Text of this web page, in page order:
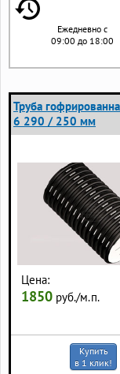
Ежедневно с
09:00 до 18:00
Труба
6 290 / 250 мм
Цена:
1850 руб./м.п.
Купить
в 1 клик!